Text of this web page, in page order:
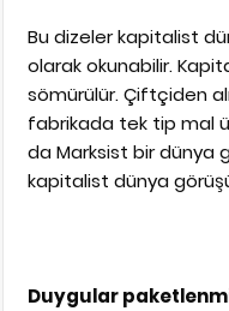
Bu dizeler kapitalist
olarak okunabilir.
sömürülür. Çiftçiden
fabrikada tek tip mal
da Marksist bir dünya
kapitalist dünya
Duygular